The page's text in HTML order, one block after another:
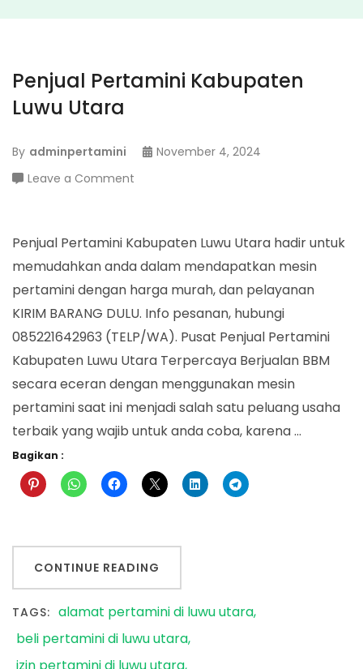
Penjual Pertamini Kabupaten
Luwu Utara
By adminpertamini
November 4, 2024
Leave a Comment
Kabupaten
Luwu
Utara
Penjual Pertamini Kabupaten Luwu Utara hadir untuk
memudahkan anda dalam mendapatkan mesin
pertamini dengan harga murah, dan pelayanan
KIRIM BARANG DULU. Info pesanan, hubungi
085221642963 (TELP/WA). Pusat Penjual Pertamini
Kabupaten Luwu Utara Terpercaya Berjualan BBM
secara eceran dengan menggunakan mesin
pertamini saat ini menjadi salah satu peluang usaha
terbaik yang wajib untuk anda coba, karena …
Bagikan :
CONTINUE READING
TAGS: alamat pertamini di luwu utara
beli pertamini di luwu utara